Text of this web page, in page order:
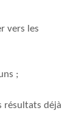
vers les
;
résultats déjà